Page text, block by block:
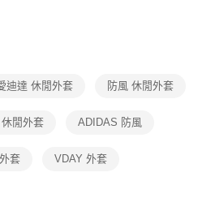
享後付 」之結帳頁面顯示為準，若有關於
款等相關疑問，請聯繫「AFTEE先享後付
support/home
司提供之「AFTEE先享後付」服務完成之交
。
法定代理人或監護人之同意方可使用
迪達 休閒外套 防風 休閒外套
閒外套 ADIDAS 防風
套 VDAY 外套